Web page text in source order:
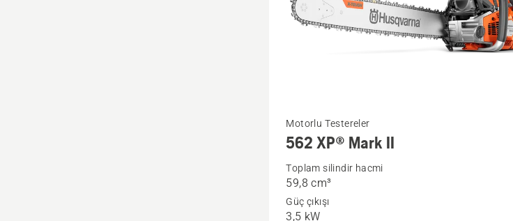
562 XP®
Mark
hakkında
daha
Motorlu Testereler
562 XP® Mark II
Toplam silindir hacmi
59,8 cm³
Güç çıkışı
3,5 kW